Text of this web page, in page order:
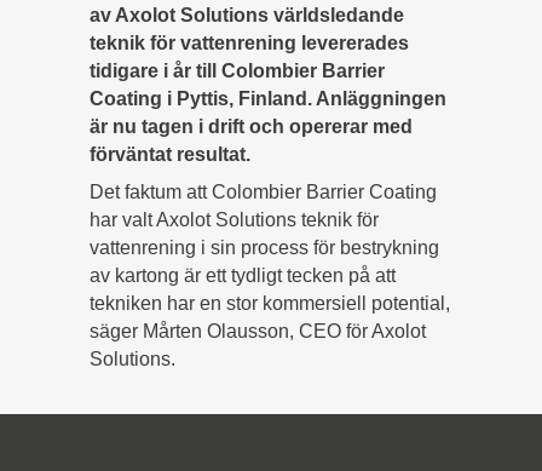
av Axolot Solutions världsledande
teknik för vattenrening levererades
tidigare i år till Colombier Barrier
Coating i Pyttis, Finland. Anläggningen
är nu tagen i drift och opererar med
förväntat resultat.
Det faktum att Colombier Barrier Coating
har valt Axolot Solutions teknik för
vattenrening i sin process för bestrykning
av kartong är ett tydligt tecken på att
tekniken har en stor kommersiell potential,
säger Mårten Olausson, CEO för Axolot
Solutions.